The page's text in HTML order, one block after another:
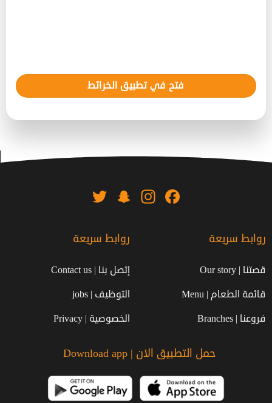
فتح في تطبيق الخرائط
Facebook
Instagram
Snapchat
روابط سريعة
قصتنا | Our story
قائمة الطعام | Menu
فروعنا | Branches
روابط سريعة
إتصل بنا | Contact us
التوظيف | jobs
الخصوصية | Privacy
حمل التطبيق الان | Download app